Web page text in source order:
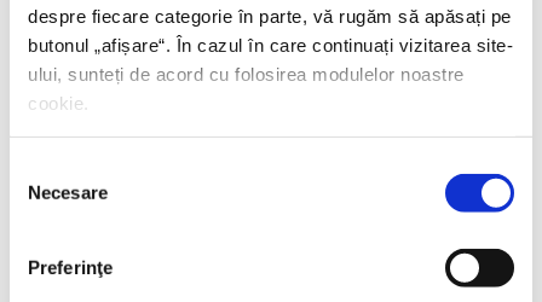
despre fiecare categorie în parte, vă rugăm să apăsați pe
butonul „ afișare“. În cazul în care continuați vizitarea site-
ului, sunteți de acord cu folosirea modulelor noastre
cookie.
consimțământului
Necesare
Preferinţe
17 IUNIE 2026, EDITURA HUMANITAS FICTION
Lansare –Durerea nevăzutăde Giulia Caminito